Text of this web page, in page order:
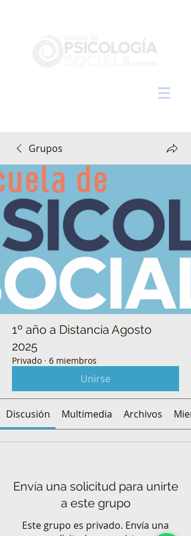
Grupos
1º año a Distancia Agosto
2025
Privado · 6 miembros
Unirse
Discusión Multimedia Archivos
Envía una solicitud para unirte
a este grupo
Este grupo es privado. Envía una